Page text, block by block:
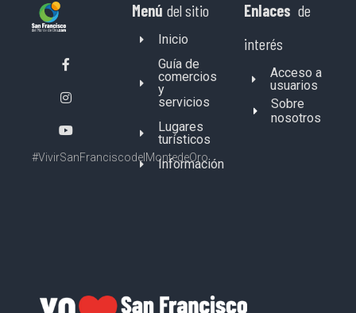
#VivirSanFranciscodelMontedeOro
Menú del sitio
Inicio
Guía de
comercios
y
servicios
Lugares
turísticos
Información
Enlaces de
interés
Acceso a
usuarios
Sobre
nosotros